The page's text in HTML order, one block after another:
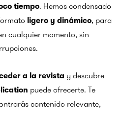
tiempo. Hemos condensado
ligero y dinámico, para
cualquier momento, sin
a la revista y descubre
puede ofrecerte. Te
contenido relevante,